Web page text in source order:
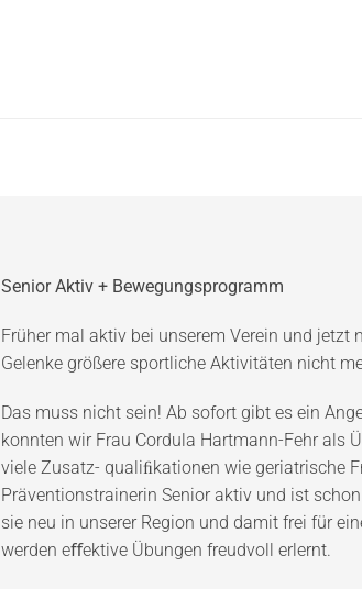
Senior Aktiv + Bewegungsprogramm
Früher mal aktiv bei unserem Verein und jetzt
Gelenke größere sportliche Aktivitäten nicht
Das muss nicht sein! Ab sofort gibt es ein
konnten wir Frau Cordula Hartmann-Fehr als
viele Zusatz- qualiﬁkationen wie geriatrische
Präventionstrainerin Senior aktiv und ist
sie neu in unserer Region und damit frei für
werden eﬀektive Übungen freudvoll erlernt.